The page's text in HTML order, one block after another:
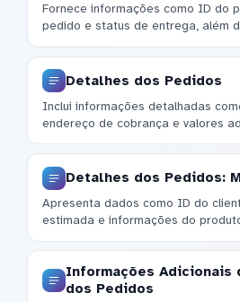
Fornece informações como ID do
pedido e status de entrega, além
Detalhes dos Pedidos
Inclui informações detalhadas
endereço de cobrança e valores
Detalhes dos Pedidos:
Apresenta dados como ID do
estimada e informações do
Informações Adicionais
dos Pedidos